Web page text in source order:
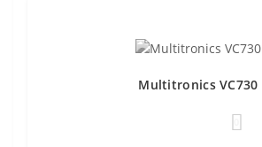
Multitronics VC730